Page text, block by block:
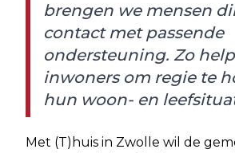
brengen we mensen
contact met passende
ondersteuning. Zo
inwoners om regie te
hun woon- en
Met (T)huis in Zwolle wil de